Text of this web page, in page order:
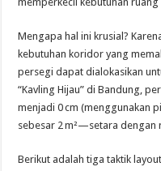
Mengapa hal ini krusial?
kebutuhan koridor yang
persegi dapat dialokasikan
“Kavling Hijau” di Bandung,
menjadi 0 cm (menggunakan
sebesar 2 m²—setara dengan
Berikut adalah tiga taktik